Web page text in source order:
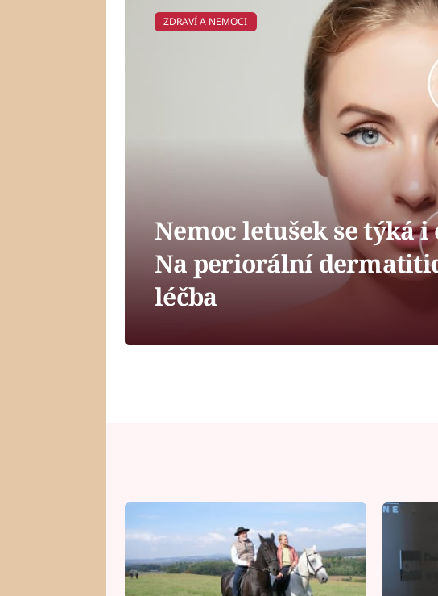
ZDRAVÍ A NEMOCI
Nemoc letušek se týká i
Na periorální
léčba